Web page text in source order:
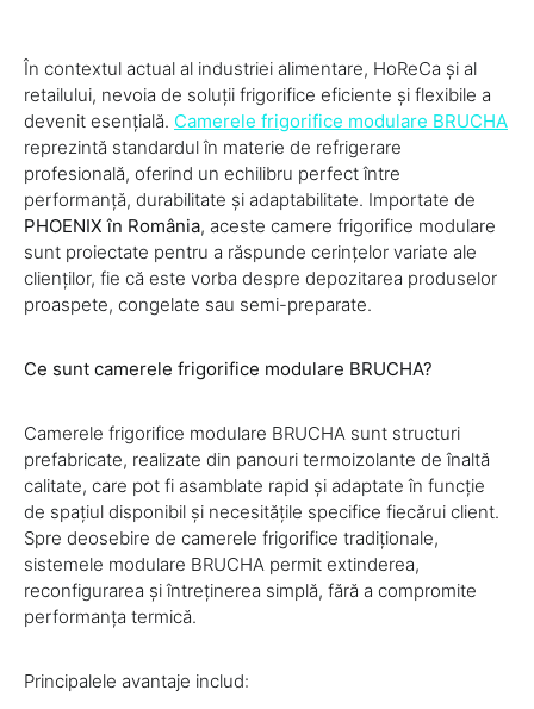
În contextul actual al industriei alimentare, HoReCa și al
retailului, nevoia de soluții frigorifice eficiente și flexibile a
devenit esențială. Camerele frigorifice modulare BRUCHA
reprezintă standardul în materie de refrigerare
profesională, oferind un echilibru perfect între
performanță, durabilitate și adaptabilitate. Importate de
PHOENIX în România, aceste camere frigorifice modulare
sunt proiectate pentru a răspunde cerințelor variate ale
clienților, fie că este vorba despre depozitarea produselor
proaspete, congelate sau semi-preparate.
Ce sunt camerele frigorifice modulare BRUCHA?
Camerele frigorifice modulare BRUCHA sunt structuri
prefabricate, realizate din panouri termoizolante de înaltă
calitate, care pot fi asamblate rapid și adaptate în funcție
de spațiul disponibil și necesitățile specifice fiecărui client.
Spre deosebire de camerele frigorifice tradiționale,
sistemele modulare BRUCHA permit extinderea,
reconfigurarea și întreținerea simplă, fără a compromite
performanța termică.
Principalele avantaje includ: